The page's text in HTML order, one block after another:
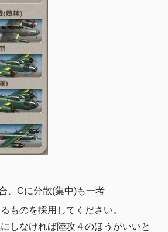
、Cに分散(集中)も一考
ものを採用してください。
しなければ陸攻４のほうがいいと